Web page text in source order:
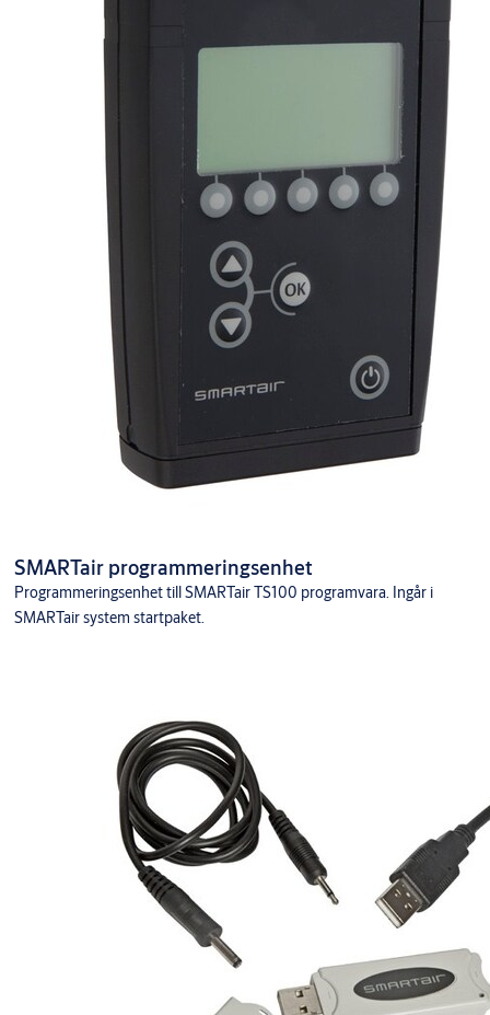
SMARTair programmeringsenhet
Programmeringsenhet till SMARTair TS100 programvara. Ingår i
SMARTair system startpaket.